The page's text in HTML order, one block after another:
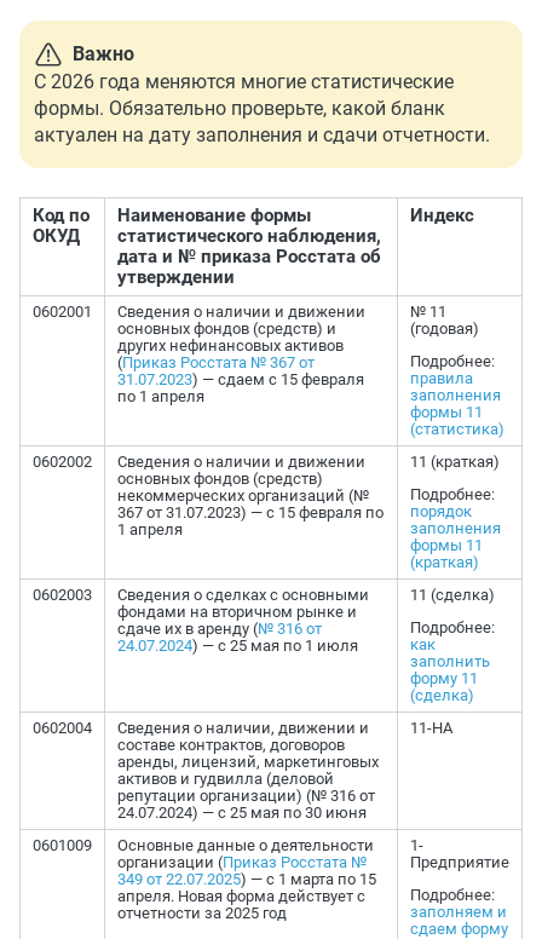
Важно
С 2026 года меняются многие статистические
формы. Обязательно проверьте, какой бланк
актуален на дату заполнения и сдачи отчетности.
Код по
ОКУД
Наименование формы
статистического наблюдения,
дата и № приказа Росстата об
утверждении
Индекс
0602001
Сведения о наличии и движении
основных фондов (средств) и
других нефинансовых активов
(Приказ Росстата № 367 от
31.07.2023) — сдаем с 15 февраля
по 1 апреля
№ 11
(годовая)
Подробнее:
правила
заполнения
формы 11
(статистика)
0602002
Сведения о наличии и движении
основных фондов (средств)
некоммерческих организаций (№
367 от 31.07.2023) — с 15 февраля по
1 апреля
11 (краткая)
Подробнее:
порядок
заполнения
формы 11
(краткая)
0602003
Сведения о сделках с основными
фондами на вторичном рынке и
сдаче их в аренду (№ 316 от
24.07.2024) — с 25 мая по 1 июля
11 (сделка)
Подробнее:
как
заполнить
форму 11
(сделка)
0602004
Сведения о наличии, движении и
составе контрактов, договоров
аренды, лицензий, маркетинговых
активов и гудвилла (деловой
репутации организации) (№ 316 от
24.07.2024) — с 25 мая по 30 июня
11-НА
0601009
Основные данные о деятельности
организации (Приказ Росстата №
349 от 22.07.2025) — с 1 марта по 15
апреля. Новая форма действует с
отчетности за 2025 год
1-
Предприятие
Подробнее:
заполняем и
сдаем форму